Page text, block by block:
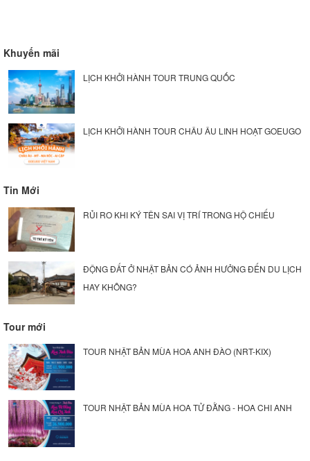
Khuyến mãi
LỊCH KHỞI HÀNH TOUR TRUNG QUỐC
LỊCH KHỞI HÀNH TOUR CHÂU ÂU LINH HOẠT GOEUGO
Tin Mới
RỦI RO KHI KÝ TÊN SAI VỊ TRÍ TRONG HỘ CHIẾU
ĐỘNG ĐẤT Ở NHẬT BẢN CÓ ẢNH HƯỞNG ĐẾN DU LỊCH
HAY KHÔNG?
Tour mới
TOUR NHẬT BẢN MÙA HOA ANH ĐÀO (NRT-KIX)
TOUR NHẬT BẢN MÙA HOA TỬ ĐẰNG - HOA CHI ANH